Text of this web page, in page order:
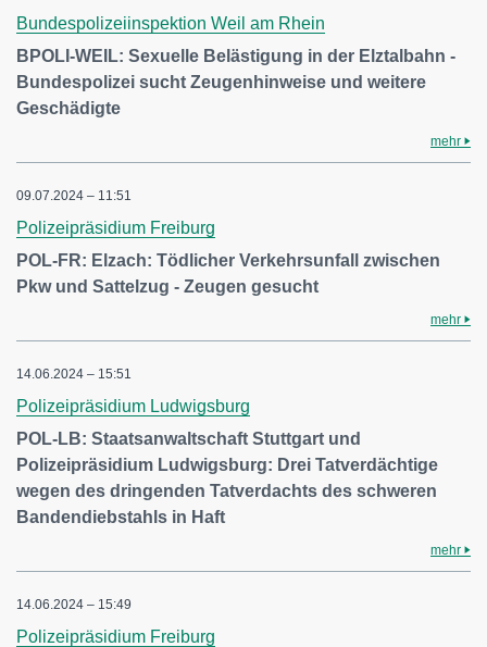
Bundespolizeiinspektion Weil am Rhein
BPOLI-WEIL: Sexuelle Belästigung in der Elztalbahn -
Bundespolizei sucht Zeugenhinweise und weitere
Geschädigte
mehr
09.07.2024 – 11:51
Polizeipräsidium Freiburg
POL-FR: Elzach: Tödlicher Verkehrsunfall zwischen
Pkw und Sattelzug - Zeugen gesucht
mehr
14.06.2024 – 15:51
Polizeipräsidium Ludwigsburg
POL-LB: Staatsanwaltschaft Stuttgart und
Polizeipräsidium Ludwigsburg: Drei Tatverdächtige
wegen des dringenden Tatverdachts des schweren
Bandendiebstahls in Haft
mehr
14.06.2024 – 15:49
Polizeipräsidium Freiburg